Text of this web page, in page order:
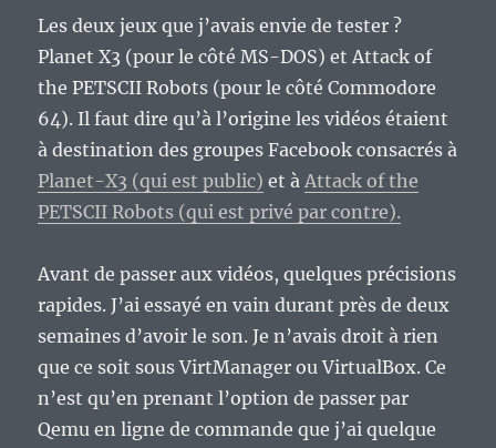
Les deux jeux que j’avais envie de tester ?
Planet X3 (pour le côté MS-DOS) et Attack of
the PETSCII Robots (pour le côté Commodore
64). Il faut dire qu’à l’origine les vidéos étaient
à destination des groupes Facebook consacrés à
Planet-X3 (qui est public) et àAttack of the
PETSCII Robots (qui est privé par contre).
Avant de passer aux vidéos, quelques précisions
rapides. J’ai essayé en vain durant près de deux
semaines d’avoir le son. Je n’avais droit à rien
que ce soit sous VirtManager ou VirtualBox. Ce
n’est qu’en prenant l’option de passer par
Qemu en ligne de commande que j’ai quelque